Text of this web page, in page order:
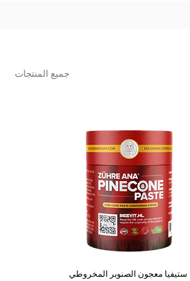
جميع المنتجات
ستيفيا معجون الصنوبر المخروطي